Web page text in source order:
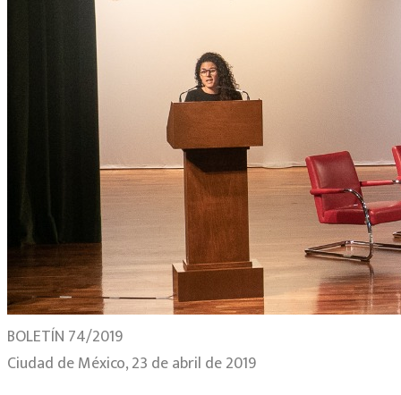
BOLETÍN 74/2019
Ciudad de México, 23 de abril de 2019